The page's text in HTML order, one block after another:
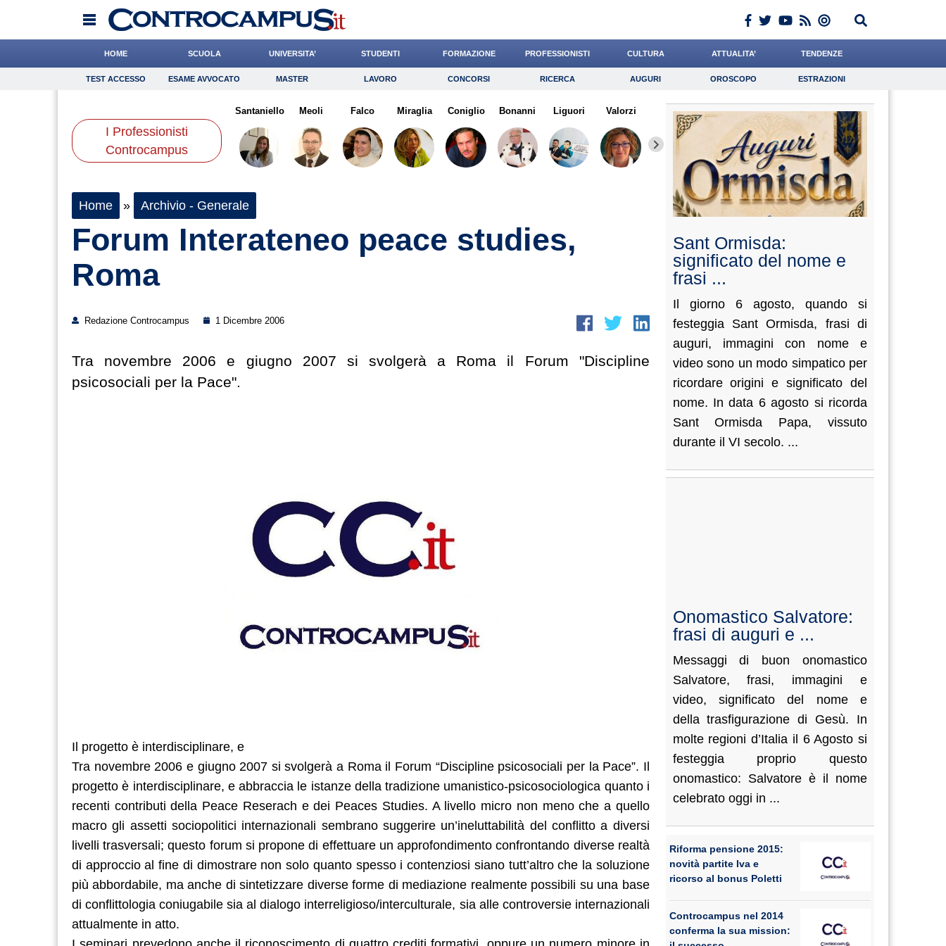
HOME SCUOLA UNIVERSITA’ STUDENTI FORMAZIONE PROFESSIONISTI CULTURA ATTUALITA’ TENDENZE
TEST ACCESSO Esame Avvocato Master Lavoro Concorsi Ricerca Auguri Oroscopo Estrazioni
Consigli Risparmio Diritto Economia Giornalista Lavoro Psicologia
Scienze
TEST ACCESSO ESAME AVVOCATO MASTER LAVORO CONCORSI RICERCA AUGURI OROSCOPO ESTRAZIONI
I Professionisti
Controcampus
Santaniello Meoli Falco Miraglia Coniglio Bonanni Liguori Valorzi Bruzzone Gnudi De Leo Carfagna Scorza
Home » Archivio - Generale
Forum Interateneo peace studies,
Roma
Redazione Controcampus 1 Dicembre 2006
Tra novembre 2006 e giugno 2007 si svolgerà a Roma il Forum "Discipline
psicosociali per la Pace".
Il progetto è interdisciplinare, e
Tra novembre 2006 e giugno 2007 si svolgerà a Roma il Forum “Discipline psicosociali per la Pace”. Il
progetto è interdisciplinare, e abbraccia le istanze della tradizione umanistico-psicosociologica quanto i
recenti contributi della Peace Reserach e dei Peaces Studies. A livello micro non meno che a quello
macro gli assetti sociopolitici internazionali sembrano suggerire un’ineluttabilità del conflitto a diversi
livelli trasversali; questo forum si propone di effettuare un approfondimento confrontando diverse realtà
di approccio al fine di dimostrare non solo quanto spesso i contenziosi siano tutt’altro che la soluzione
più abbordabile, ma anche di sintetizzare diverse forme di mediazione realmente possibili su una base
di conflittologia coniugabile sia al dialogo interreligioso/interculturale, sia alle controversie internazionali
attualmente in atto.
Sant Ormisda:
significato del nome e
frasi ...
Il giorno 6 agosto, quando si
festeggia Sant Ormisda, frasi di
auguri, immagini con nome e
video sono un modo simpatico per
ricordare origini e significato del
nome. In data 6 agosto si ricorda
Sant Ormisda Papa, vissuto
durante il VI secolo. ...
Onomastico Salvatore:
frasi di auguri e ...
Messaggi di buon onomastico
Salvatore, frasi, immagini e
video, significato del nome e
della trasfigurazione di Gesù. In
molte regioni d’Italia il 6 Agosto si
festeggia proprio questo
onomastico: Salvatore è il nome
celebrato oggi in ...
Riforma pensione 2015:
novità partite Iva e
ricorso al bonus Poletti
Controcampus nel 2014
conferma la sua mission: